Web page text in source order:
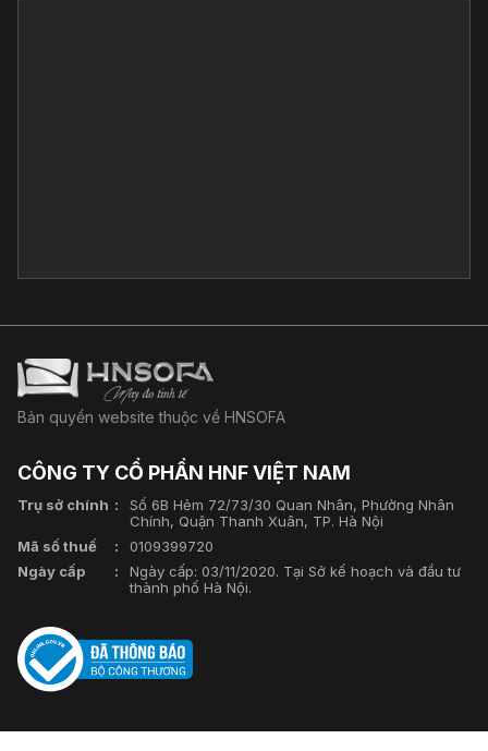
Bản quyền website thuộc về HNSOFA
CÔNG TY CỔ PHẦN HNF VIỆT NAM
Trụ sở chính
Số 6B Hẻm 72/73/30 Quan Nhân, Phường Nhân
Chính, Quận Thanh Xuân, TP. Hà Nội
Mã số thuế
0109399720
Ngày cấp
Ngày cấp: 03/11/2020. Tại Sở kế hoạch và đầu tư
thành phố Hà Nội.